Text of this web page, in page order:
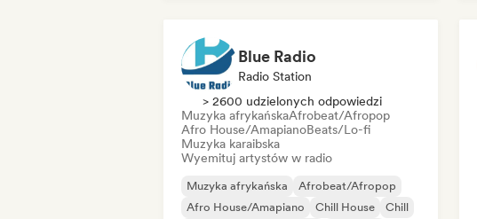
Blue Radio
Radio Station
> 2600 udzielonych odpowiedzi
Muzyka afrykańskaAfrobeat/Afropop
Afro House/AmapianoBeats/Lo-fi
Muzyka karaibska
Wyemituj artystów w radio
Muzyka afrykańska
Afrobeat/Afropop
Afro House/Amapiano
Chill House
Chill